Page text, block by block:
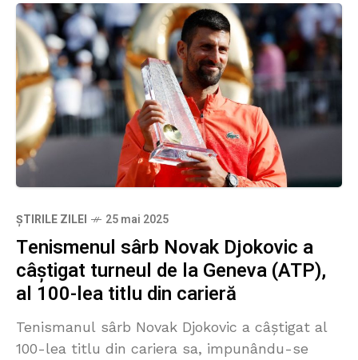
ȘTIRILE ZILEI 25 mai 2025
Tenismenul sârb Novak Djokovic a
câștigat turneul de la Geneva (ATP),
al 100-lea titlu din carieră
Tenismanul sârb Novak Djokovic a câștigat al
100-lea titlu din cariera sa, impunându-se